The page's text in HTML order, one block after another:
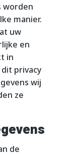
worden
manier.
uw
en
in
privacy
wij
ze
de